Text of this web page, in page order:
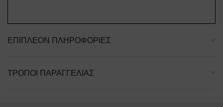
ΕΠΙΠΛΈΟΝ ΠΛΗΡΟΦΟΡΊΕΣ
ΤΡΌΠΟΙ ΠΑΡΑΓΓΕΛΊΑΣ